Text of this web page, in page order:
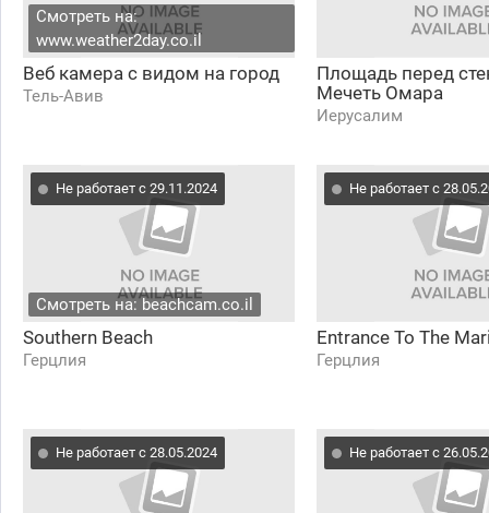
Смотреть на:
www.weather2day.co.il
Веб камера с видом на город
Тель-Авив
Площадь перед
Мечеть Омара
Иерусалим
Не работает с 29.11.2024
Смотреть на: beachcam.co.il
Southern Beach
Герцлия
Не работает с
Entrance To The
Герцлия
Не работает с 28.05.2024 Не работает с